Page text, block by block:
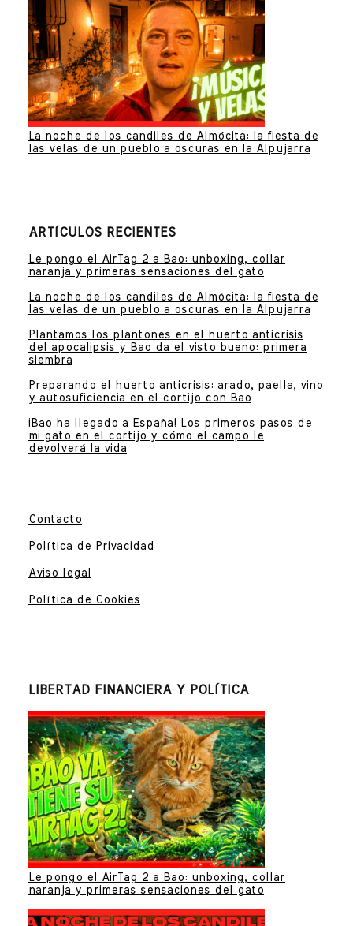
La noche de los candiles de Almócita: la fiesta de
las velas de un pueblo a oscuras en la Alpujarra
ARTÍCULOS RECIENTES
Le pongo el AirTag 2 a Bao: unboxing, collar
naranja y primeras sensaciones del gato
La noche de los candiles de Almócita: la fiesta de
las velas de un pueblo a oscuras en la Alpujarra
Plantamos los plantones en el huerto anticrisis
del apocalipsis y Bao da el visto bueno: primera
siembra
Preparando el huerto anticrisis: arado, paella, vino
y autosuficiencia en el cortijo con Bao
¡Bao ha llegado a España! Los primeros pasos de
mi gato en el cortijo y cómo el campo le
devolverá la vida
Contacto
Política de Privacidad
Aviso legal
Política de Cookies
LIBERTAD FINANCIERA Y POLÍTICA
Le pongo el AirTag 2 a Bao: unboxing, collar
naranja y primeras sensaciones del gato